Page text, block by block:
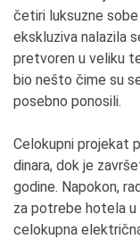
četiri luksuzne
ekskluziva nalazila
pretvoren u veliku
bio nešto čime su
posebno ponosili.
Celokupni projekat
dinara, dok je
godine. Napokon,
za potrebe hotela u
celokupna